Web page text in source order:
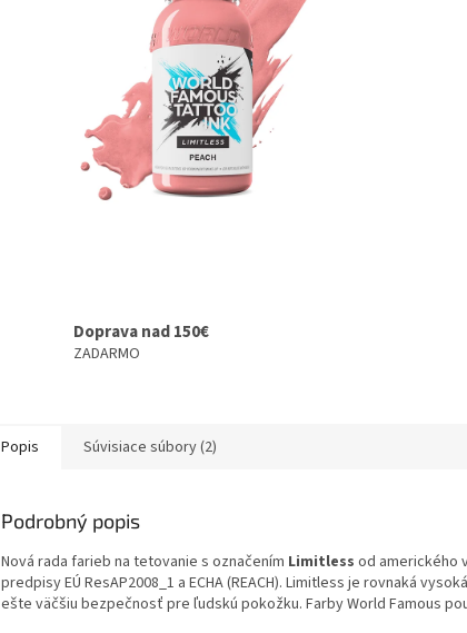
Doprava nad 150€
ZADARMO
Popis Súvisiace súbory (2)
Podrobný popis
Nová rada farieb na tetovanie s označením Limitless od amerického
predpisy EÚ ResAP2008_1 a ECHA (REACH). Limitless je rovnaká
ešte väčšiu bezpečnosť pre ľudskú pokožku. Farby World Famous